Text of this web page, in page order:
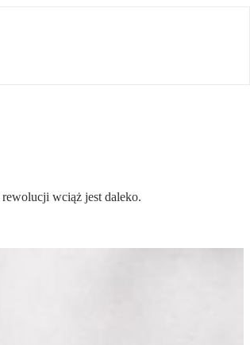
wciąż jest daleko.